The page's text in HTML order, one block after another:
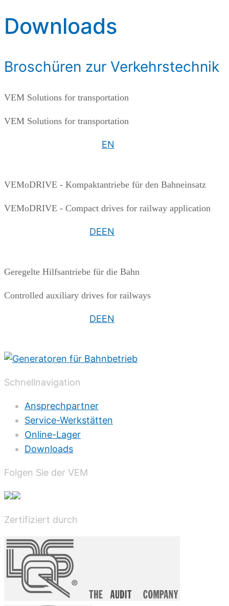
Downloads
Broschüren zur Verkehrstechnik
VEM Solutions for transportation
VEM Solutions for transportation
EN
VEMoDRIVE - Kompaktantriebe für den Bahneinsatz
VEMoDRIVE - Compact drives for railway application
DEEN
Geregelte Hilfsantriebe für die Bahn
Controlled auxiliary drives for railways
DEEN
Schnellnavigation
Ansprechpartner
Service-Werkstätten
Online-Lager
Downloads
Folgen Sie der VEM
Zertifiziert durch